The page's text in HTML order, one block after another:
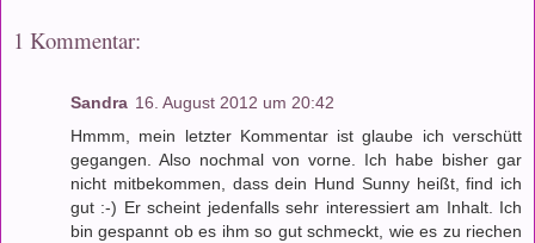
1 Kommentar:
Sandra 16. August 2012 um 20:42
Hmmm, mein letzter Kommentar ist glaube ich verschütt
gegangen. Also nochmal von vorne. Ich habe bisher gar
nicht mitbekommen, dass dein Hund Sunny heißt, find ich
gut :-) Er scheint jedenfalls sehr interessiert am Inhalt. Ich
bin gespannt ob es ihm so gut schmeckt, wie es zu riechen